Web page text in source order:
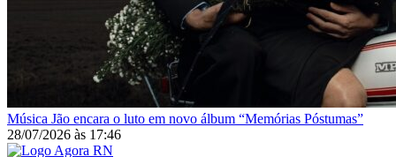
Música Jão encara o luto em novo álbum “Memórias Póstumas”
28/07/2026 às 17:46